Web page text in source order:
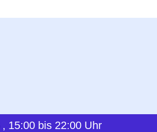
, 15:00 bis 22:00 Uhr